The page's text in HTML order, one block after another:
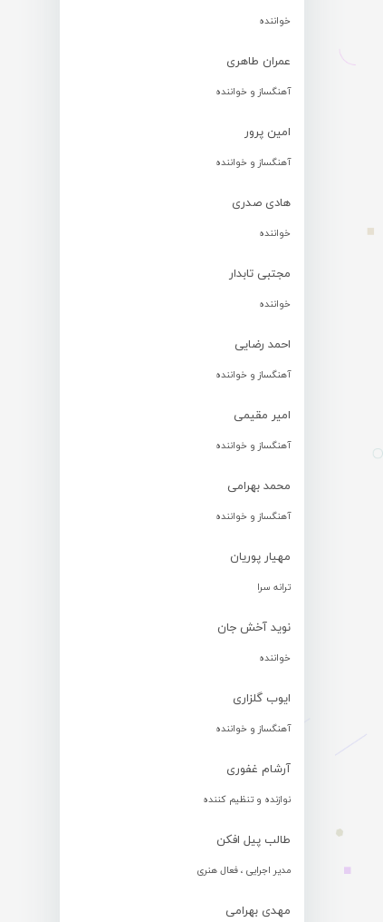
خواننده
عمران طاهری
آهنگساز و خواننده
امین پرور
آهنگساز و خواننده
هادی صدری
خواننده
مجتبی تابدار
خواننده
احمد رضایی
آهنگساز و خواننده
امیر مقیمی
آهنگساز و خواننده
محمد بهرامی
آهنگساز و خواننده
مهیار پوریان
ترانه سرا
نوید آخش جان
خواننده
ایوب گلزاری
آهنگساز و خواننده
آرشام غفوری
نوازنده و تنظیم کننده
طالب پیل افکن
مدیر اجرایی ، فعال هنری
مهدی بهرامی